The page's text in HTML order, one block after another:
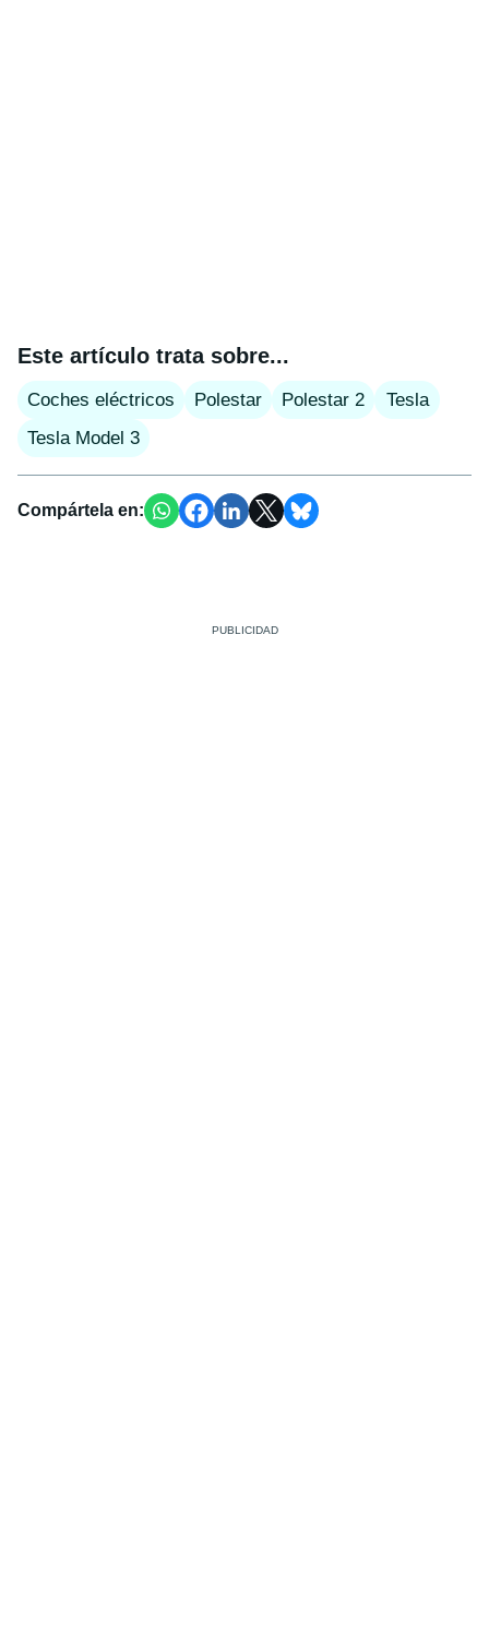
Este artículo trata sobre...
Coches eléctricos Polestar Polestar 2
Tesla
Tesla Model 3
Compártela en: